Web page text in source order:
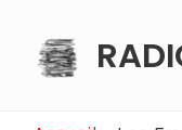
content